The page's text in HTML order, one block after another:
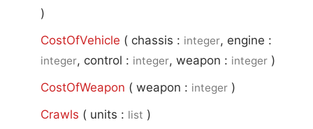
)
CostOfVehicle ( chassis : integer, engine :
integer, control : integer, weapon : integer )
CostOfWeapon ( weapon : integer )
Crawls ( units : list )